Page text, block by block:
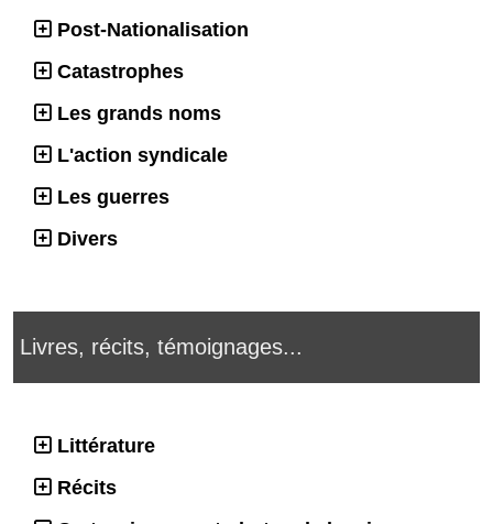
Post-Nationalisation
Catastrophes
Les grands noms
L'action syndicale
Les guerres
Divers
Livres, récits, témoignages...
Littérature
Récits